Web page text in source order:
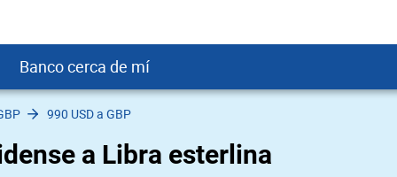
crediticio
Banco cerca de mí
de Mí
Cerca de Mí
990 USD a GBP
a Libra esterlina